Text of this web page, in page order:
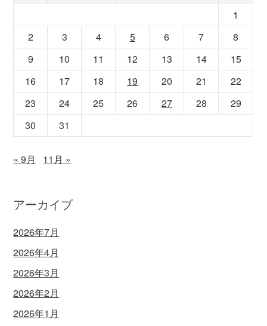
1
2
3 4 5 6 7
8
9
10 11 12 13 14
15
16
17 18 19 20 21
22
23
24 25 26 27 28
29
30
31
« 9月 11月 »
アーカイブ
2026年7月
2026年4月
2026年3月
2026年2月
2026年1月